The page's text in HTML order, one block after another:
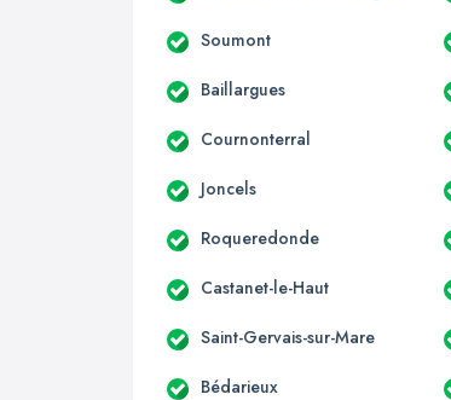
Soumont
Baillargues
Cournonterral
Joncels
Roqueredonde
Castanet-le-Haut
Saint-Gervais-sur-Mare
Bédarieux